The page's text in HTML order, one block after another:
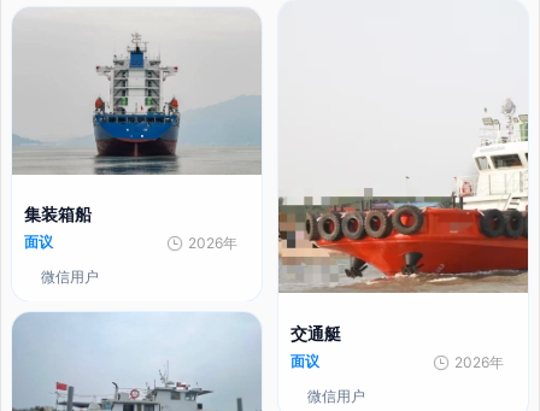
集装箱船
面议
2026年
微信用户
交通艇
面议
2026年
微信用户